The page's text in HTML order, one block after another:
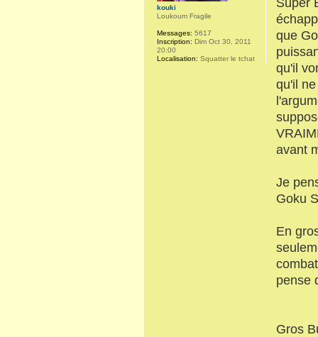
que
qu'il
qu'il
avant
Je
Goku
En
pense
Gros
kouki
Loukoum Fragile
Messages: 5617
Inscription: Dim Oct 30, 2011
20:00
Localisation: Squatter le tchat